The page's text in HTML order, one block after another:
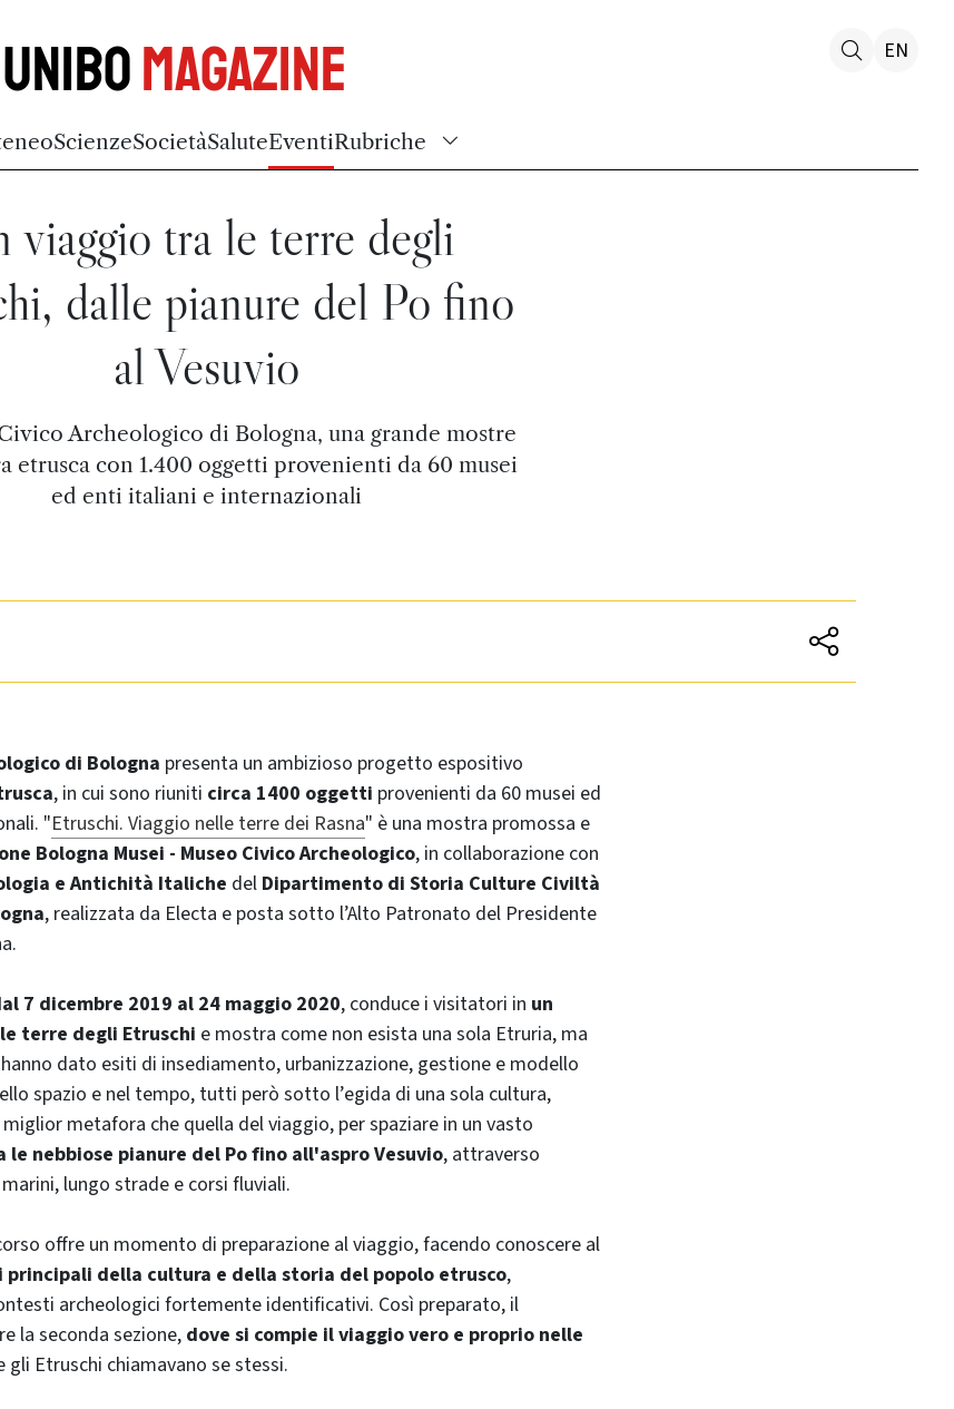
UniboMagazine
ScienzeSocietàSaluteEventiRubriche
EN
viaggio tra le terre degli
dalle pianure del Po fino
al Vesuvio
Archeologico di Bologna, una grande mostre
etrusca con 1.400 oggetti provenienti da 60 musei
ed enti italiani e internazionali
di Bologna presenta un ambizioso progetto espositivo
, in cui sono riuniti circa 1400 oggetti provenienti da 60 musei ed
"Etruschi. Viaggio nelle terre dei Rasna" è una mostra promossa e
Bologna Musei - Museo Civico Archeologico, in collaborazione con
e Antichità Italiche del Dipartimento di Storia Culture Civiltà
, realizzata da Electa e posta sotto l’Alto Patronato del Presidente
7 dicembre 2019 al 24 maggio 2020, conduce i visitatori in un
terre degli Etruschi e mostra come non esista una sola Etruria, ma
dato esiti di insediamento, urbanizzazione, gestione e modello
spazio e nel tempo, tutti però sotto l’egida di una sola cultura,
miglior metafora che quella del viaggio, per spaziare in un vasto
le nebbiose pianure del Po fino all'aspro Vesuvio, attraverso
lungo strade e corsi fluviali.
offre un momento di preparazione al viaggio, facendo conoscere al
principali della cultura e della storia del popolo etrusco,
archeologici fortemente identificativi. Così preparato, il
la seconda sezione, dove si compie il viaggio vero e proprio nelle
gli Etruschi chiamavano se stessi.